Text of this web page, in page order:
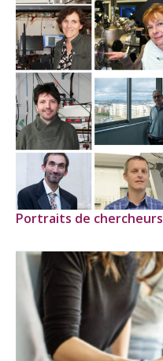
Portraits de chercheurs